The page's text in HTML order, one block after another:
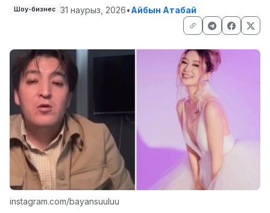
Шоу-бизнес 31 наурыз, 2026•Айбын Атабай
instagram.com/bayansuuluu